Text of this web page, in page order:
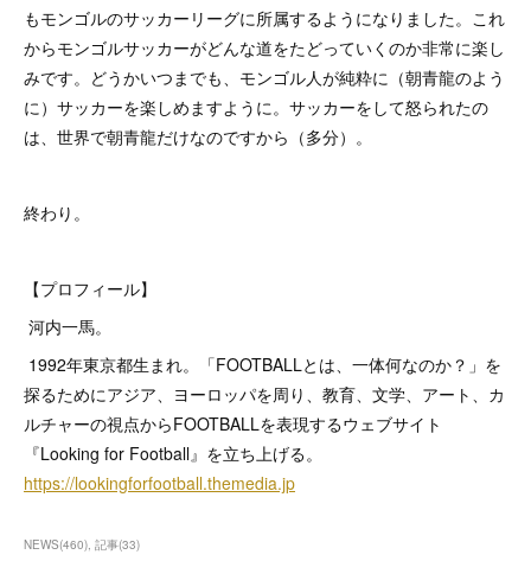
もモンゴルのサッカーリーグに所属するようになりました。これ
からモンゴルサッカーがどんな道をたどっていくのか非常に楽し
みです。どうかいつまでも、モンゴル人が純粋に（朝青龍のよう
に）サッカーを楽しめますように。サッカーをして怒られたの
は、世界で朝青龍だけなのですから（多分）。
終わり。
【プロフィール】
河内一馬。
1992年東京都生まれ。「FOOTBALLとは、一体何なのか？」を
探るためにアジア、ヨーロッパを周り、教育、文学、アート、カ
ルチャーの視点からFOOTBALLを表現するウェブサイト
『Looking for Football』を立ち上げる。
https://lookingforfootball.themedia.jp
NEWS(460) 記事(33)